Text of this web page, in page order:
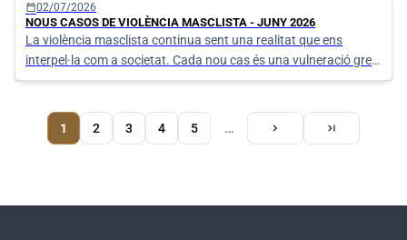
dels
calendar_today02/07/2026
NOUS CASOS DE VIOLÈNCIA MASCLISTA - JUNY 2026
La violència masclista continua sent una realitat que ens
interpel·la com a societat. Cada nou cas és una vulneració greu
dels drets humans i una crida urgent a no mirar cap a una altra
Paginació
Pàgina
actual
1 Pàgina
2 Pàgina
3 Pàgina
4 Pàgina
5 …
Pàgina
següent
chevron_right
Última
pàgina
last_page